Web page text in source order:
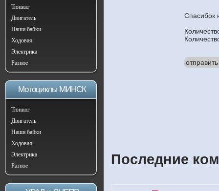
Тюнинг
Двигатель
Наши байки
Ходовая
Электрика
Разное
Мотоциклы МИНСК
Тюнинг
Двигатель
Наши байки
Ходовая
Электрика
Разное
Спасибок
Последние